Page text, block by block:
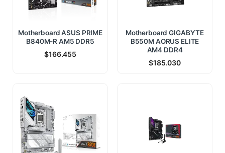
Motherboard ASUS PRIME
B840M-R AM5 DDR5
$166.455
Motherboard GIGABYTE
B550M AORUS ELITE
AM4 DDR4
$185.030